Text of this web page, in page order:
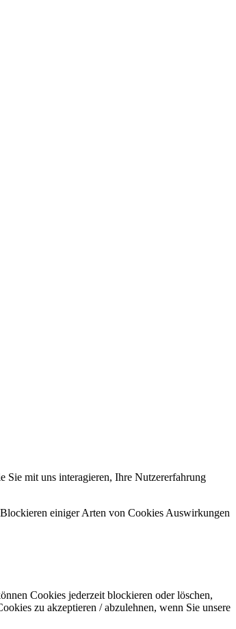
Sie mit uns interagieren, Ihre Nutzererfahrung
einiger Arten von Cookies Auswirkungen
Cookies jederzeit blockieren oder löschen,
zu akzeptieren / abzulehnen, wenn Sie unsere